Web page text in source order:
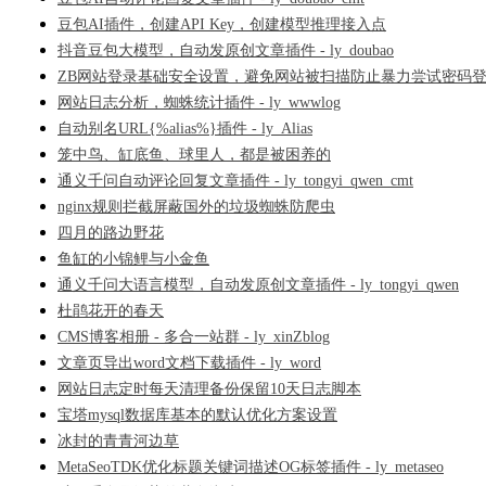
豆包AI插件，创建API Key，创建模型推理接入点
抖音豆包大模型，自动发原创文章插件 - ly_doubao
ZB网站登录基础安全设置，避免网站被扫描防止暴力尝试密码
网站日志分析，蜘蛛统计插件 - ly_wwwlog
自动别名URL{%alias%}插件 - ly_Alias
笼中鸟、缸底鱼、球里人，都是被困养的
通义千问自动评论回复文章插件 - ly_tongyi_qwen_cmt
nginx规则拦截屏蔽国外的垃圾蜘蛛防爬虫
四月的路边野花
鱼缸的小锦鲤与小金鱼
通义千问大语言模型，自动发原创文章插件 - ly_tongyi_qwen
杜鹃花开的春天
CMS博客相册 - 多合一站群 - ly_xinZblog
文章页导出word文档下载插件 - ly_word
网站日志定时每天清理备份保留10天日志脚本
宝塔mysql数据库基本的默认优化方案设置
冰封的青青河边草
MetaSeoTDK优化标题关键词描述OG标签插件 - ly_metaseo